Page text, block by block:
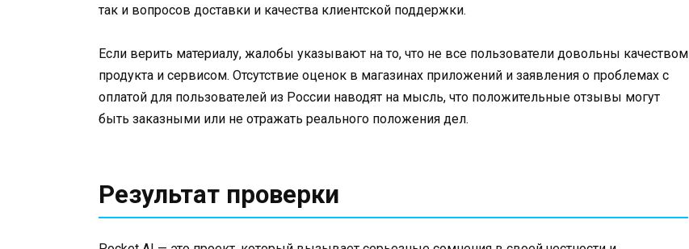
так и вопросов доставки и качества клиентской поддержки.
Если верить материалу, жалобы указывают на то, что не все пользователи довольны качеством
продукта и сервисом. Отсутствие оценок в магазинах приложений и заявления о проблемах с
оплатой для пользователей из России наводят на мысль, что положительные отзывы могут
быть заказными или не отражать реального положения дел.
Результат проверки